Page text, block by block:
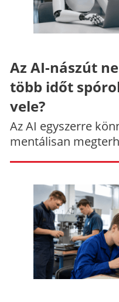
Az AI-nászút
több időt
vele?
Az AI egyszerre
mentálisan